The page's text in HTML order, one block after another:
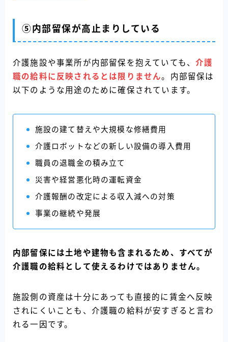
⑤内部留保が高止まりしている
介護施設や事業所が内部留保を抱えていても、介護
職の給料に反映されるとは限りません。内部留保は
以下のような用途のために確保されています。
施設の建て替えや大規模な修繕費用
介護ロボットなどの新しい設備の導入費用
職員の退職金の積み立て
災害や経営悪化時の運転資金
介護報酬の改定による収入減への対策
事業の継続や発展
内部留保には土地や建物も含まれるため、すべてが
介護職の給料として使えるわけではありません。
施設側の資産は十分にあっても直接的に賃金へ反映
されにくいことも、介護職の給料が安すぎると言わ
れる一因です。